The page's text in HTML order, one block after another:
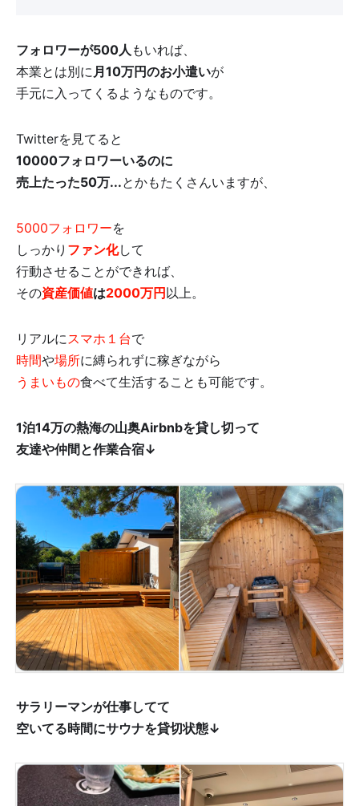
フォロワーが500人 もいれば、
本業とは別に月10万円のお小遣いが
手元に入ってくるようなものです。
Twitterを見てると
10000フォロワーいるのに
売上たった50万...とかもたくさんいますが、
5000フォロワーを
しっかり ファン化して
行動させることができれば、
その資産価値は2000万円 以上。
リアルにスマホ１台で
時間や場所に縛られずに稼ぎながら
うまいもの食べて生活することも可能です。
1泊14万の熱海の山奥Airbnbを貸し切って
友達や仲間と作業合宿↓
サラリーマンが仕事してて
空いてる時間にサウナを貸切状態↓